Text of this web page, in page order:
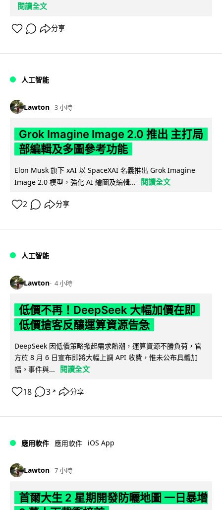
閱讀全文
分享
人工智能
Lawton 3 小時
Grok Imagine Image 2.0 推出 主打局
部編輯及多圖參考功能
Elon Musk 旗下 xAI 以 SpaceXAI 名義推出 Grok Imagine
Image 2.0 模型，強化 AI 繪圖及編輯...
閱讀全文
2 分享
人工智能
Lawton 4 小時
低價不再！DeepSeek 大幅加價在即
低價搶客反釀運算資源告急
DeepSeek 因低價策略掀起需求熱潮，運算資源不勝負荷，官
方於 8 月 6 日宣布即將大幅上調 API 收費，惟未公布具體加
幅。事件與...
閱讀全文
18 3 ↗ 分享
應用軟件 應用軟件 iOS App
Lawton 7 小時
首爾大生 2 星期開發防曬地圖 一日暴增